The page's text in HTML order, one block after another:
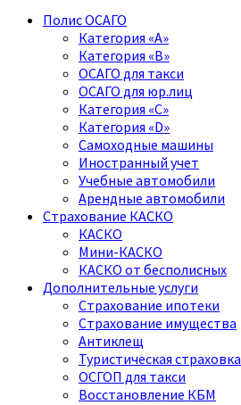
Полис ОСАГО
Категория «A»
Категория «B»
ОСАГО для такси
ОСАГО для юр.лиц
Категория «C»
Категория «D»
Самоходные машины
Иностранный учет
Учебные автомобили
Арендные автомобили
Страхование КАСКО
КАСКО
Мини-КАСКО
КАСКО от бесполисных
Дополнительные услуги
Страхование ипотеки
Страхование имущества
Антиклещ
Туристическая страховка
ОСГОП для такси
Восстановление КБМ